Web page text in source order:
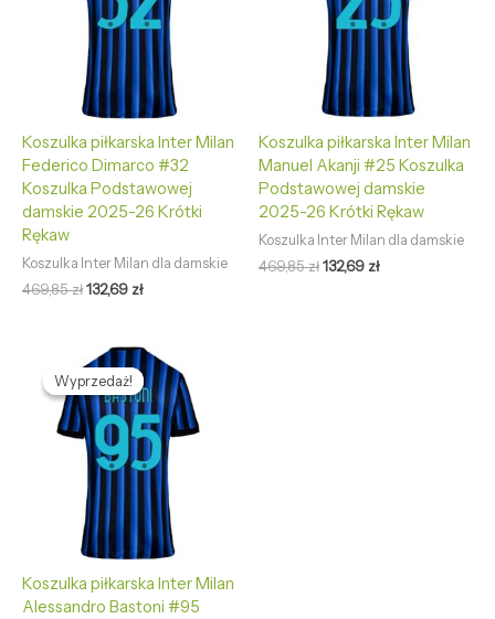
Koszulka piłkarska Inter Milan
Federico Dimarco #32
Koszulka Podstawowej
damskie 2025-26 Krótki
Rękaw
Koszulka Inter Milan dla damskie
469,85zł132,69 zł
Koszulka piłkarska Inter Milan
Manuel Akanji #25 Koszulka
Podstawowej damskie
2025-26 Krótki Rękaw
Koszulka Inter Milan dla damskie
469,85zł132,69 zł
Wyprzedaż!
Wyprzedaż!
Koszulka piłkarska Inter Milan
Alessandro Bastoni #95
Pierwotna
cena
wynosiła:
469,85 zł.
Aktualna
cena
wynosi:
132,69 zł.